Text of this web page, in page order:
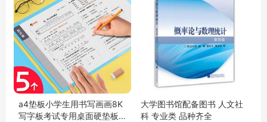
a4垫板小学生用书写画画8K
写字板考试专用桌面硬垫板
大学图书馆配备图书 人文社
科 专业类 品种齐全